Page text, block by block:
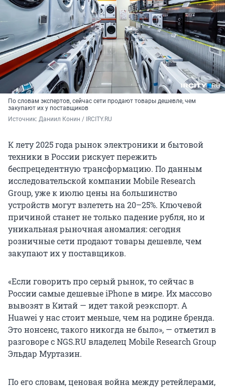
По словам экспертов, сейчас сети продают товары дешевле, чем
закупают их у поставщиков
Источник: Даниил Конин / IRCITY.RU
К лету 2025 года рынок электроники и бытовой
техники в России рискует пережить
беспрецедентную трансформацию. По данным
исследовательской компании Mobile Research
Group, уже к июлю цены на большинство
устройств могут взлететь на 20–25%. Ключевой
причиной станет не только падение рубля, но и
уникальная рыночная аномалия: сегодня
розничные сети продают товары дешевле, чем
закупают их у поставщиков.
«Если говорить про серый рынок, то сейчас в
России самые дешевые iPhone в мире. Их массово
вывозят в Китай — идет такой реэкспорт. А
Huawei у нас стоит меньше, чем на родине бренда.
Это нонсенс, такого никогда не было», — отметил в
разговоре с NGS.RU владелец Mobile Research Group
Эльдар Муртазин.
По его словам, ценовая война между ретейлерами,